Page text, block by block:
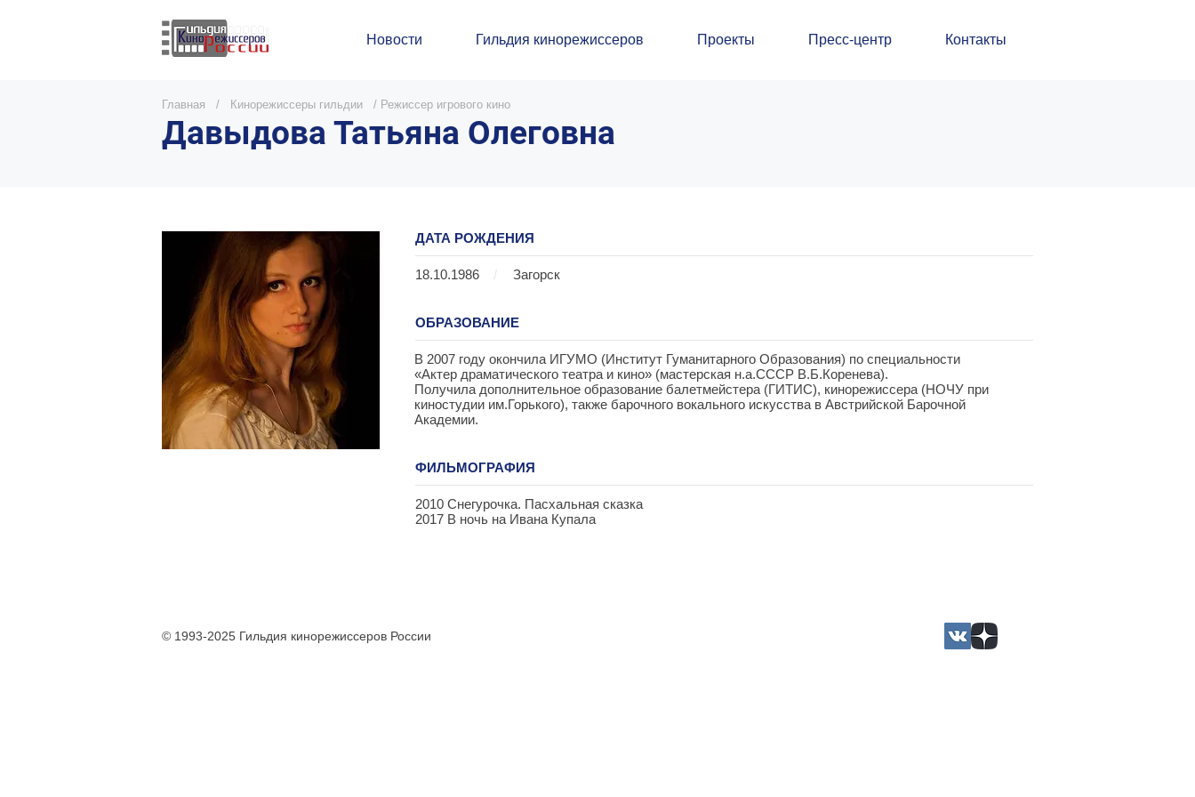
Новости Гильдия кинорежиссеров Проекты Пресс-центр Контакты
Главная / Кинорежиссеры гильдии / Режиссер игрового кино
Давыдова Татьяна Олеговна
ДАТА РОЖДЕНИЯ
18.10.1986 / Загорск
ОБРАЗОВАНИЕ
В 2007 году окончила ИГУМО (Институт Гуманитарного Образования) по специальности
«Актер драматического театра и кино» (мастерская н.а.СССР В.Б.Коренева).
Получила дополнительное образование балетмейстера (ГИТИС), кинорежиссера (НОЧУ при
киностудии им.Горького), также барочного вокального искусства в Австрийской Барочной
Академии.
ФИЛЬМОГРАФИЯ
2010 Снегурочка. Пасхальная сказка
2017 В ночь на Ивана Купала
© 1993-2025 Гильдия кинорежиссеров России